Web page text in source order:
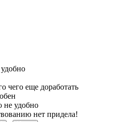
чего еще доработать
не удобно
нет придела!